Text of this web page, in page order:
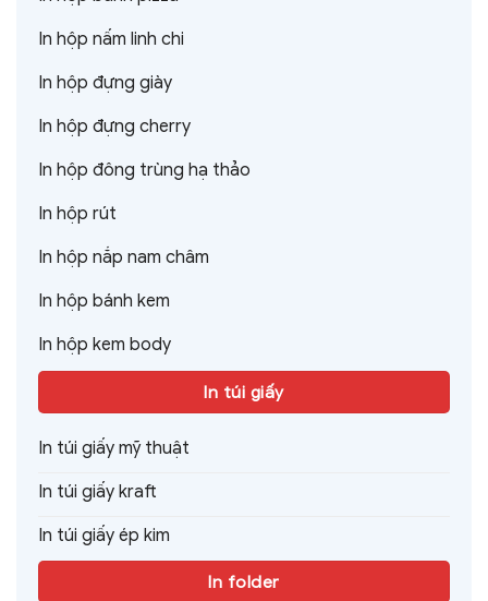
In hộp nấm linh chi
In hộp đựng giày
In hộp đựng cherry
In hộp đông trùng hạ thảo
In hộp rút
In hộp nắp nam châm
In hộp bánh kem
In hộp kem body
In túi giấy
In túi giấy mỹ thuật
In túi giấy kraft
In túi giấy ép kim
In folder